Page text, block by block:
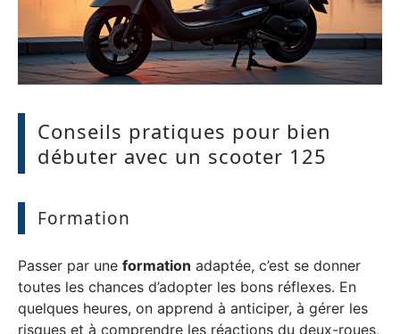
Conseils pratiques pour bien
débuter avec un scooter 125
Formation
Passer par une formation adaptée, c’est se donner
toutes les chances d’adopter les bons réflexes. En
quelques heures, on apprend à anticiper, à gérer les
risques et à comprendre les réactions du deux-roues,